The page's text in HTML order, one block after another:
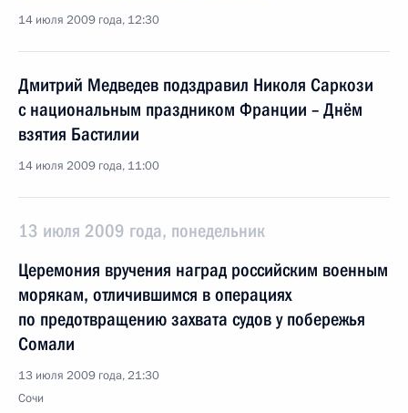
14 июля 2009 года, 12:30
Дмитрий Медведев подздравил Николя Саркози
с национальным праздником Франции – Днём
взятия Бастилии
14 июля 2009 года, 11:00
13 июля 2009 года, понедельник
Церемония вручения наград российским военным
морякам, отличившимся в операциях
по предотвращению захвата судов у побережья
Сомали
13 июля 2009 года, 21:30
Сочи